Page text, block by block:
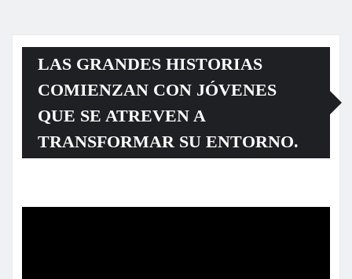
LAS GRANDES HISTORIAS
COMIENZAN CON JÓVENES
QUE SE ATREVEN A
TRANSFORMAR SU ENTORNO.